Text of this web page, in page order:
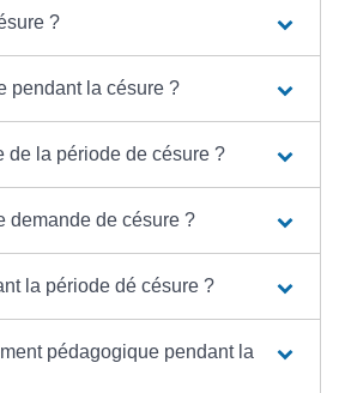
?
pendant la césure ?
de la période de césure ?
demande de césure ?
la période dé césure ?
pédagogique pendant la